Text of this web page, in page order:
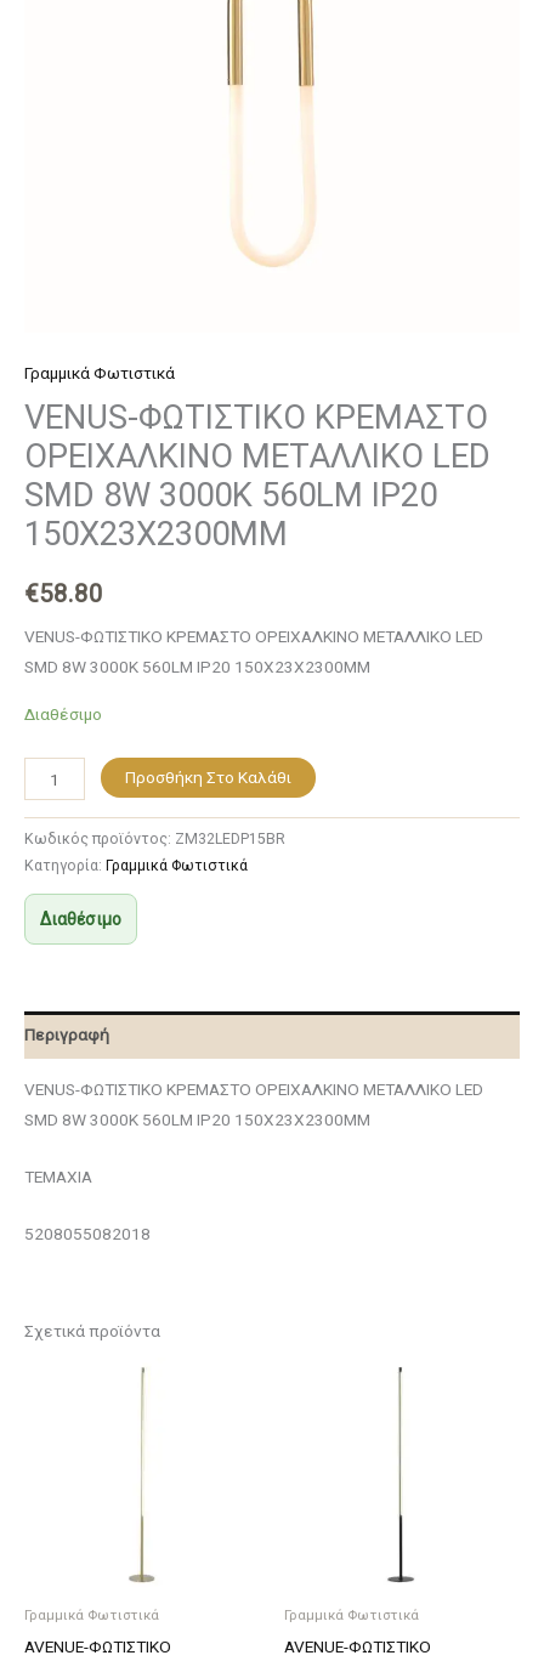
Γραμμικά Φωτιστικά
VENUS-ΦΩΤΙΣΤΙΚΟ ΚΡΕΜΑΣΤΟ
ΟΡΕΙΧΑΛΚΙΝΟ ΜΕΤΑΛΛΙΚΟ LED
SMD 8W 3000Κ 560LM IP20
150Χ23Χ2300ΜΜ
€58.80
VENUS-ΦΩΤΙΣΤΙΚΟ ΚΡΕΜΑΣΤΟ ΟΡΕΙΧΑΛΚΙΝΟ ΜΕΤΑΛΛΙΚΟ LED
SMD 8W 3000Κ 560LM IP20 150Χ23Χ2300ΜΜ
Διαθέσιμο
Προσθήκη Στο Καλάθι
Κωδικός προϊόντος: ZM32LEDP15BR
Κατηγορία: Γραμμικά Φωτιστικά
Διαθέσιμο
Περιγραφή
VENUS-ΦΩΤΙΣΤΙΚΟ ΚΡΕΜΑΣΤΟ ΟΡΕΙΧΑΛΚΙΝΟ ΜΕΤΑΛΛΙΚΟ LED
SMD 8W 3000Κ 560LM IP20 150Χ23Χ2300ΜΜ
ΤΕΜΑΧΙΑ
5208055082018
Σχετικά προϊόντα
Γραμμικά Φωτιστικά
AVENUE-ΦΩΤΙΣΤΙΚΟ
Γραμμικά Φωτιστικά
AVENUE-ΦΩΤΙΣΤΙΚΟ